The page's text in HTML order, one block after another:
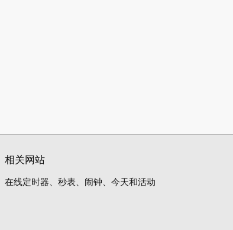
相关网站
在线定时器、秒表、闹钟、今天和活动